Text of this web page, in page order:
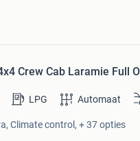
Crew Cab Laramie Full
LPG Automaat
Climate control, + 37 opties